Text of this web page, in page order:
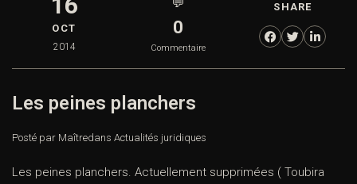
OCT
2014
0
Commentaire
SHARE
Les peines planchers
Posté par Maîtredans Actualités juridiques
Les peines planchers. Actuellement supprimées ( Toubira